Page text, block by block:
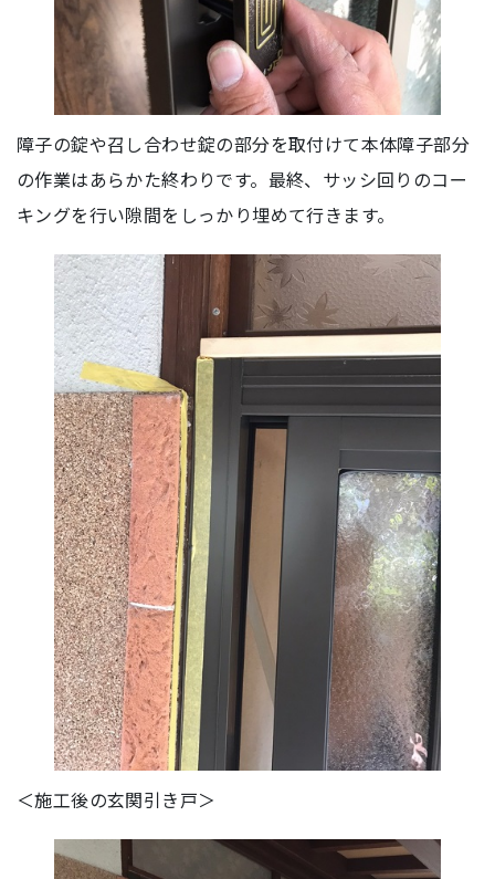
障子の錠や召し合わせ錠の部分を取付けて本体障子部分
の作業はあらかた終わりです。最終、サッシ回りのコー
キングを行い隙間をしっかり埋めて行きます。
＜施工後の玄関引き戸＞